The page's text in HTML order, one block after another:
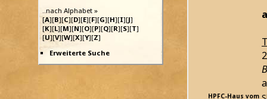
..nach Alphabet »
[A][B][C][D][E][F][G][H][I][J]
[K][L][M][N][O][P][Q][R][S][T]
[U][V][W][X][Y][Z]
Erweiterte Suche
HPFC-Haus vom